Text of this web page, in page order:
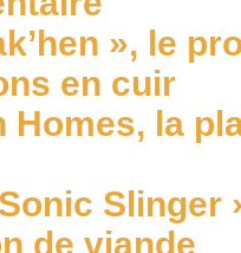
», le
en cuir
Homes, la
Slinger
de viande